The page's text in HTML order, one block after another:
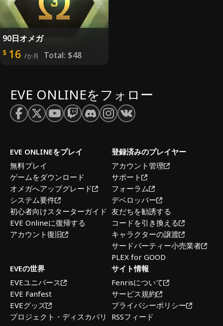
90日オメガ
$ 16 /か月 Total: $48
EVE ONLINEをフォロー
EVE ONLINEをプレイ
無料プレイ
ゲームをダウンロード
オメガへアップグレード
システム要件
初心者向けスターターガイド
EVE Onlineに復帰する
アカウント復旧
登録済みのプレイヤー
アカウント管理
サポート
フォーラム
デベロッパー
友だちを勧誘する
コードを引き換える
キャラクターの譲渡
サードパーティー小売業者
PLEX for GOOD
EVEの世界
EVEユニバース
EVE Fanfest
EVEグッズ
プロジェクト・ディスカバリ
サイト情報
Fenrisについて
サービス規約
プライバシーポリシー
RSSフィード